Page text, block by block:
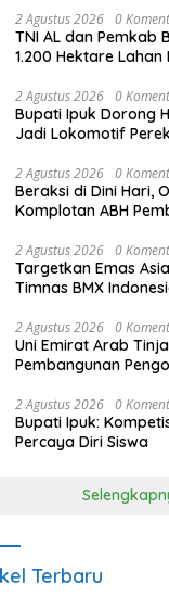
Pribadi
2 Agustus 2026 0
TNI AL dan Pemkab
1.200 Hektare
2 Agustus 2026 0
Bupati Ipuk Dorong
Jadi Lokomotif
2 Agustus 2026 0
Beraksi di Dini Hari,
Komplotan ABH
Blambangan
2 Agustus 2026 0
Targetkan Emas
Timnas BMX
2 Agustus 2026 0
Uni Emirat Arab
Pembangunan
2 Agustus 2026 0
Bupati Ipuk:
Percaya Diri Siswa
Terbaru